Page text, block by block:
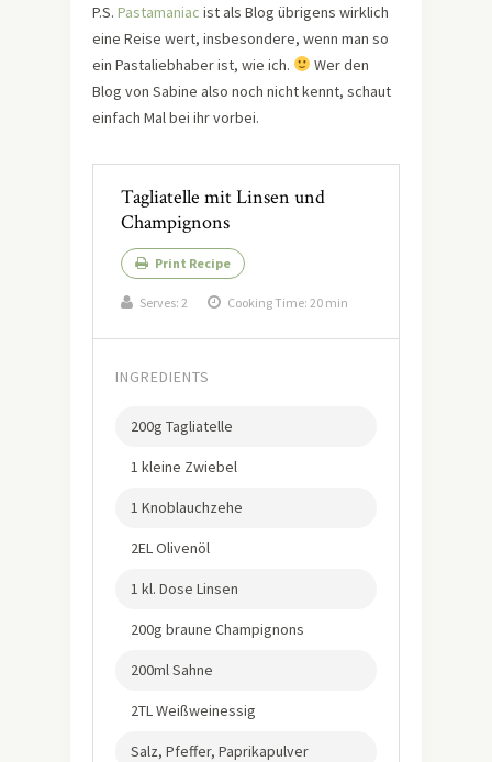
P.S. Pastamaniac ist als Blog übrigens wirklich
eine Reise wert, insbesondere, wenn man so
ein Pastaliebhaber ist, wie ich.
Wer den
Blog von Sabine also noch nicht kennt, schaut
einfach Mal bei ihr vorbei.
Tagliatelle mit Linsen und
Champignons
Print Recipe
Serves: 2 Cooking Time: 20 min
INGREDIENTS
200g Tagliatelle
1 kleine Zwiebel
1 Knoblauchzehe
2EL Olivenöl
1 kl. Dose Linsen
200g braune Champignons
200ml Sahne
2TL Weißweinessig
Salz, Pfeffer, Paprikapulver